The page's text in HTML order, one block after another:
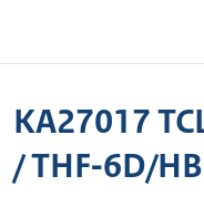
KA27017
/ THF-6D/